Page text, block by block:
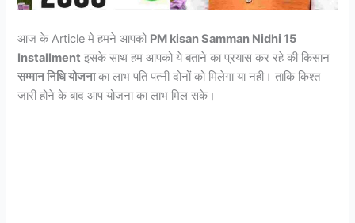
आज के Article मे हमने आपको PM kisan Samman Nidhi 15
Installment इसके साथ हम आपको ये बताने का प्रयास कर रहे की किसान
सम्मान निधि योजनाका लाभ पति पत्नी दोनों को मिलेगा या नही। ताकि किश्त
जारी होने के बाद आप योजना का लाभ मिल सके।